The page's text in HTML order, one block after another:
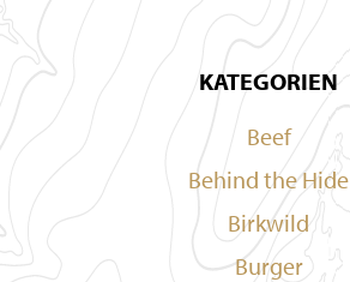
KATEGORIEN
Beef
Behind the Hide
Birkwild
Burger